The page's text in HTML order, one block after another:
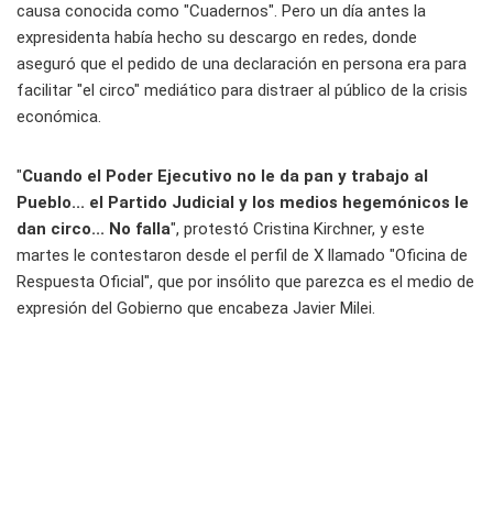
causa conocida como "Cuadernos". Pero un día antes la
expresidenta había hecho su descargo en redes, donde
aseguró que el pedido de una declaración en persona era para
facilitar "el circo" mediático para distraer al público de la crisis
económica.
"Cuando el Poder Ejecutivo no le da pan y trabajo al
Pueblo... el Partido Judicial y los medios hegemónicos le
dan circo... No falla", protestó Cristina Kirchner, y este
martes le contestaron desde el perfil de X llamado "Oficina de
Respuesta Oficial", que por insólito que parezca es el medio de
expresión del Gobierno que encabeza Javier Milei.